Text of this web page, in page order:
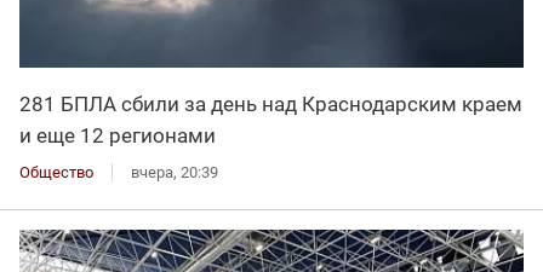
281 БПЛА сбили за день над Краснодарским краем
и еще 12 регионами
Общество вчера, 20:39